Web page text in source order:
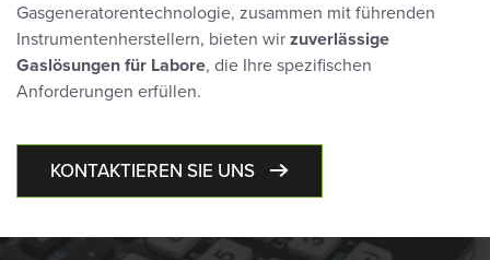
Gasgeneratorentechnologie, zusammen mit führenden
Instrumentenherstellern, bieten wir zuverlässige
Gaslösungen für Labore, die Ihre spezifischen
Anforderungen erfüllen.
KONTAKTIEREN SIE UNS